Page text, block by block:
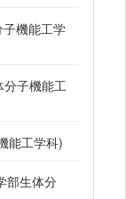
機能工学
分子機能工
能工学科)
部生体分